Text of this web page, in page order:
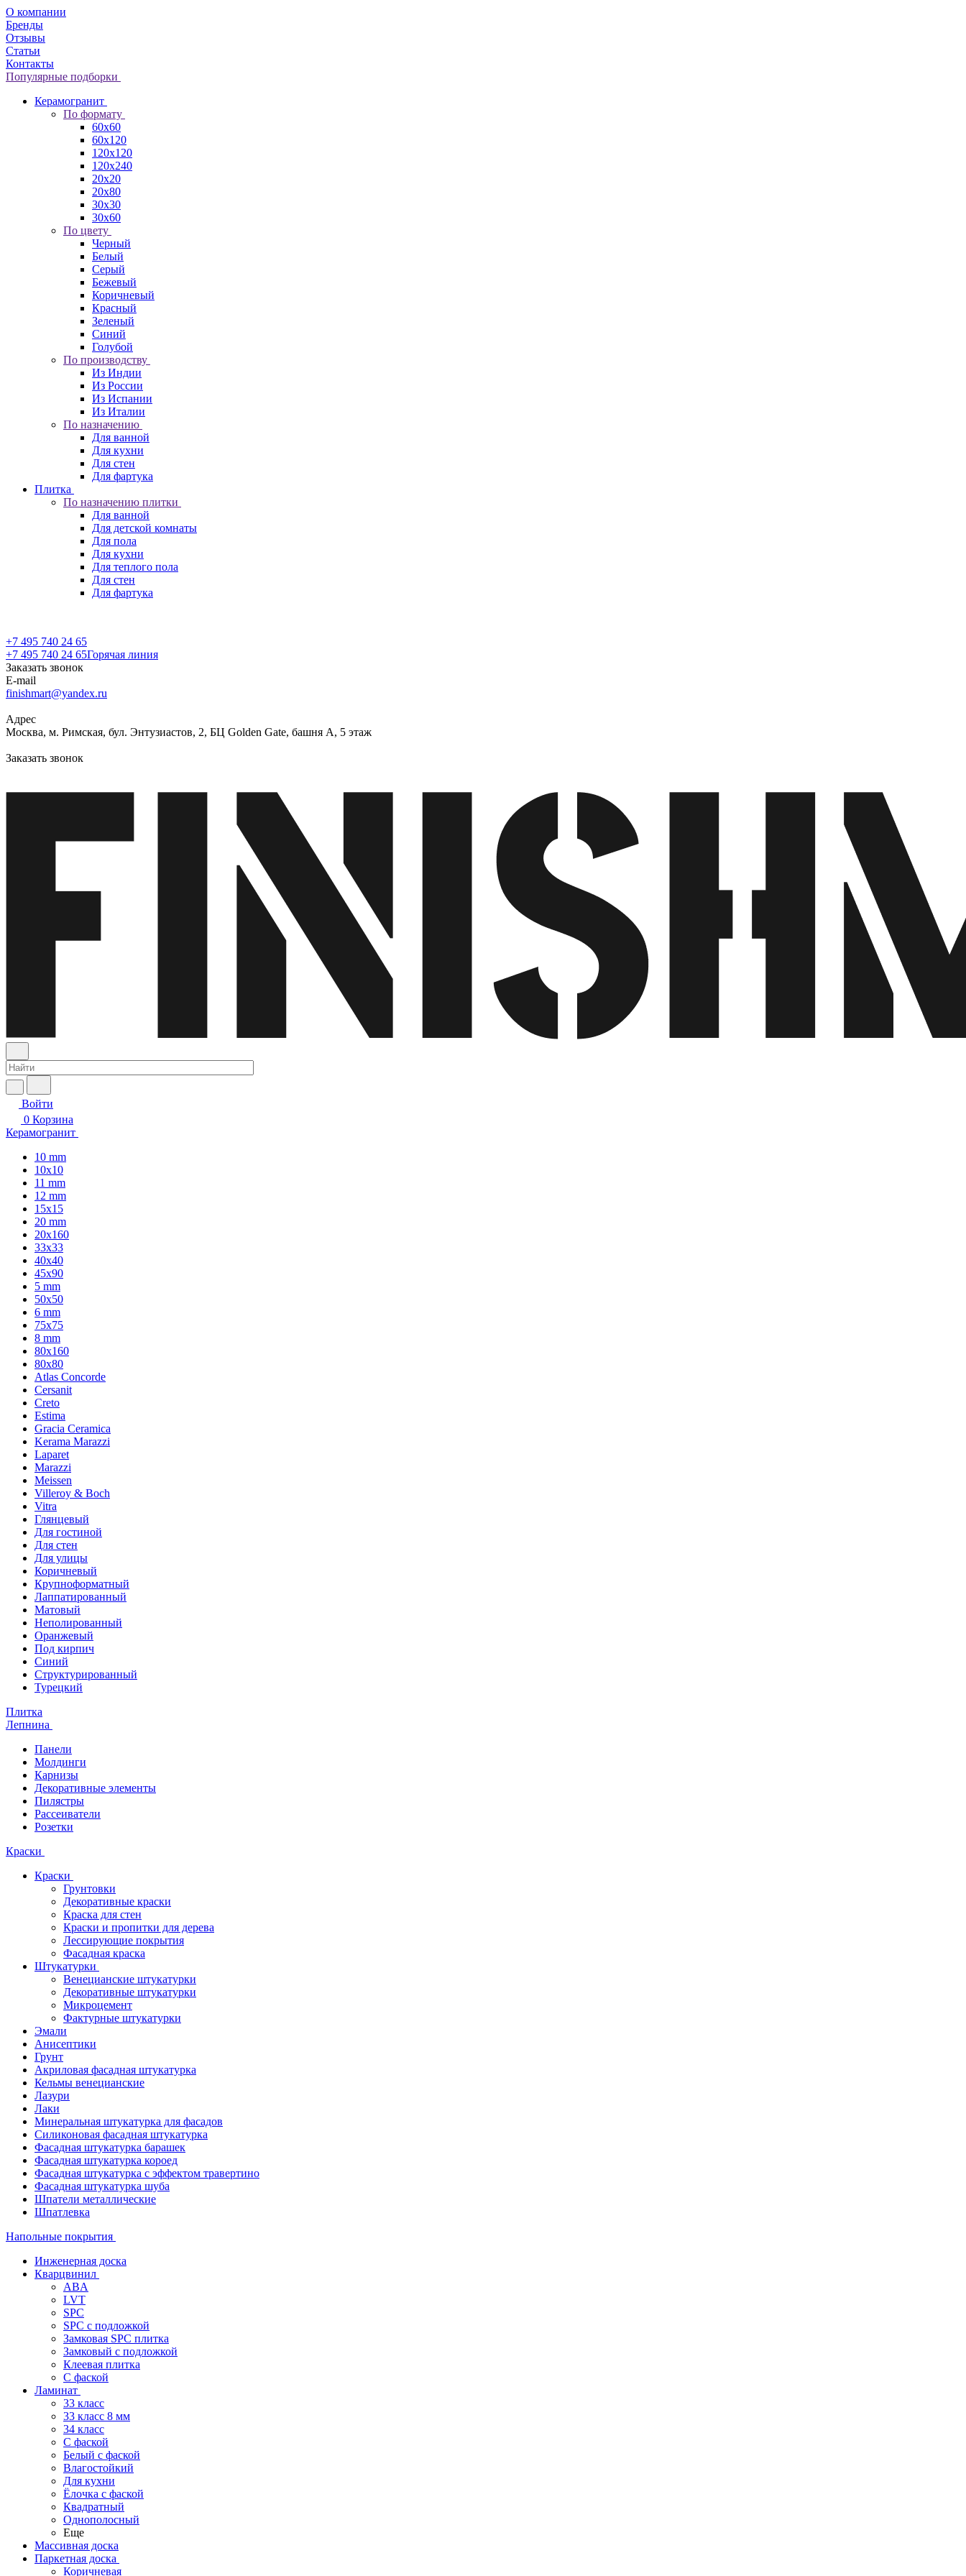
О компании
Бренды
Отзывы
Статьи
Контакты
Популярные подборки
Керамогранит
По формату
60x60
60x120
120x120
120x240
20x20
20x80
30x30
30x60
По цвету
Черный
Белый
Серый
Бежевый
Коричневый
Красный
Зеленый
Синий
Голубой
По производству
Из Индии
Из России
Из Испании
Из Италии
По назначению
Для ванной
Для кухни
Для стен
Для фартука
Плитка
По назначению плитки
Для ванной
Для детской комнаты
Для пола
Для кухни
Для теплого пола
Для стен
Для фартука
+7 495 740 24 65
+7 495 740 24 65Горячая линия
Заказать звонок
E-mail
finishmart@yandex.ru
Адрес
Москва, м. Римская, бул. Энтузиастов, 2, БЦ Golden Gate, башня А, 5 этаж
Заказать звонок
Войти
0 Корзина
Керамогранит
10 mm
10x10
11 mm
12 mm
15x15
20 mm
20х160
33x33
40х40
45x90
5 mm
50x50
6 mm
75х75
8 mm
80x160
80x80
Atlas Concorde
Cersanit
Creto
Estima
Gracia Ceramica
Kerama Marazzi
Laparet
Marazzi
Meissen
Villeroy & Boch
Vitra
Глянцевый
Для гостиной
Для стен
Для улицы
Коричневый
Крупноформатный
Лаппатированный
Матовый
Неполированный
Оранжевый
Под кирпич
Синий
Структурированный
Турецкий
Плитка
Лепнина
Панели
Молдинги
Карнизы
Декоративные элементы
Пилястры
Рассеиватели
Розетки
Краски
Краски
Грунтовки
Декоративные краски
Краска для стен
Краски и пропитки для дерева
Лессирующие покрытия
Фасадная краска
Штукатурки
Венецианские штукатурки
Декоративные штукатурки
Микроцемент
Фактурные штукатурки
Эмали
Анисептики
Грунт
Акриловая фасадная штукатурка
Кельмы венецианские
Лазури
Лаки
Минеральная штукатурка для фасадов
Силиконовая фасадная штукатурка
Фасадная штукатурка барашек
Фасадная штукатурка короед
Фасадная штукатурка с эффектом травертино
Фасадная штукатурка шуба
Шпатели металлические
Шпатлевка
Напольные покрытия
Инженерная доска
Кварцвинил
ABA
LVT
SPC
SPC с подложкой
Замковая SPC плитка
Замковый с подложкой
Клеевая плитка
С фаской
Ламинат
33 класс
33 класс 8 мм
34 класс
C фаской
Белый с фаской
Влагостойкий
Для кухни
Ёлочка с фаской
Квадратный
Однополосный
Еще
Массивная доска
Паркетная доска
Коричневая